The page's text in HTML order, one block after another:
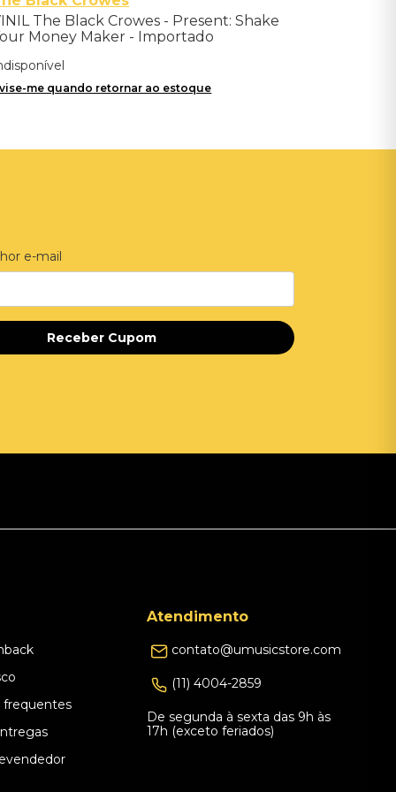
The Black Crowes - Present: Shake
Money Maker - Importado
me quando retornar ao estoque
e-mail
Receber Cupom
frequentes
Atendimento
contato@umusicstore.com
(11) 4004-2859
De segunda à sexta das 9h às
17h (exceto feriados)